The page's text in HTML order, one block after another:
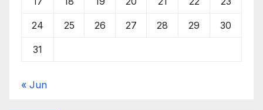
24 25 26 27 28 29 30
31
« Jun